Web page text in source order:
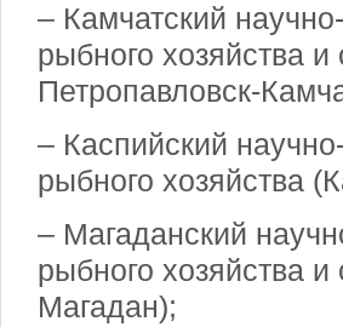
– Камчатский
рыбного хозяйства
Петропавловск-
– Каспийский
рыбного хозяйства
– Магаданский
рыбного хозяйства
Магадан);